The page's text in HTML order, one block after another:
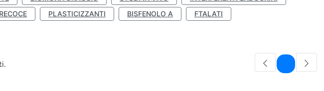
PLASTICIZZANTI BISFENOLO A
FTALATI
Pagina